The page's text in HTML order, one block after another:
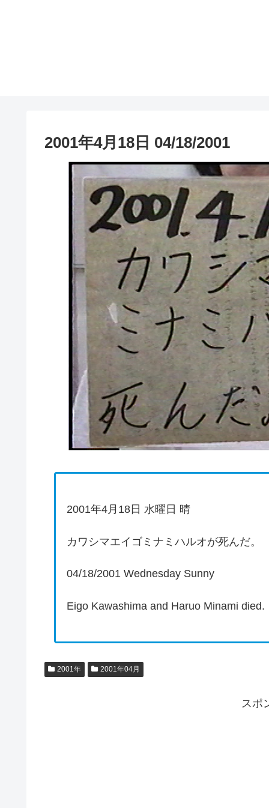
2001年4月18日 04/18/2001
2001年4月18日 水曜日 晴
カワシマエイゴミナミハルオが死んだ。
04/18/2001 Wednesday Sunny
Eigo Kawashima and Haruo Minami died.
2001年 2001年04月
スポ